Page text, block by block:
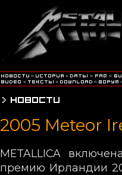
2005 Meteor
METALLICA
премию Ирландии